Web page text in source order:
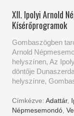
XII. Ipolyi Arnold
Kísérőprogramok
Gombaszögben
Arnold
helyszínen, Az
döntője
helyszínre,
Címkézve: Adattár,
Népmesemondó